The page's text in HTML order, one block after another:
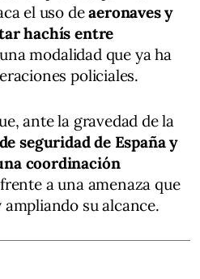
el uso deaeronaves y
hachís entre
modalidad que ya ha
policiales.
ante la gravedad de la
seguridad de España y
coordinación
a una amenaza que
su alcance.